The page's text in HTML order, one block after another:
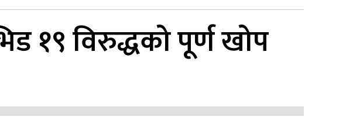
१९ विरुद्धको पूर्ण खोप